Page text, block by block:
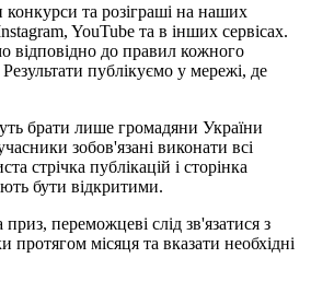
та розіграші на наших
YouTube та в інших сервісах.
відповідно до правил кожного
публікуємо у мережі, де
брати лише громадяни України
зобов'язані виконати всі
стрічка публікацій і сторінка
бути відкритими.
переможцеві слід зв'язатися з
протягом місяця та вказати необхідні